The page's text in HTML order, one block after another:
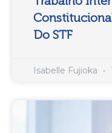
Do STF
Isabelle Fujioka